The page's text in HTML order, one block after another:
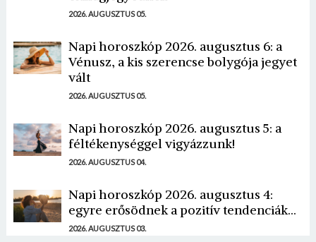
2026. AUGUSZTUS 05.
Napi horoszkóp 2026. augusztus 6: a
Vénusz, a kis szerencse bolygója jegyet
vált
2026. AUGUSZTUS 05.
Napi horoszkóp 2026. augusztus 5: a
féltékenységgel vigyázzunk!
2026. AUGUSZTUS 04.
Napi horoszkóp 2026. augusztus 4:
egyre erősödnek a pozitív tendenciák...
2026. AUGUSZTUS 03.